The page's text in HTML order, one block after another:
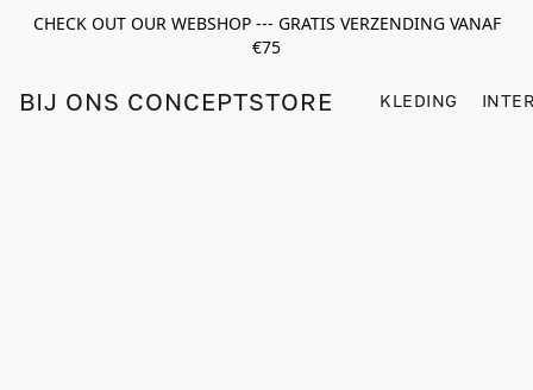
CHECK OUT OUR WEBSHOP --- GRATIS VERZENDING VANAF
€75
BIJ ONS CONCEPTSTORE KLEDING